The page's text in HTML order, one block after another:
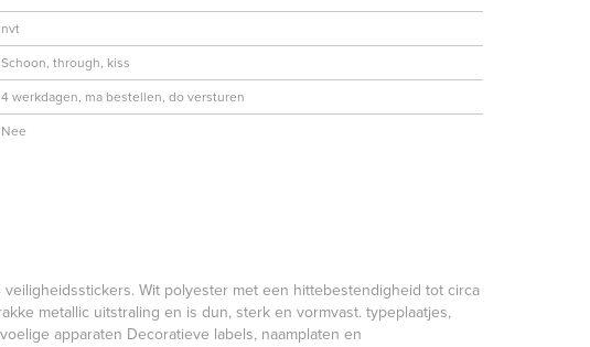
nvt
Schoon, through, kiss
4 werkdagen, ma bestellen, do versturen
Nee
Wit polyester met een hittebestendigheid tot circa
metallic uitstraling en is dun, sterk en vormvast. typeplaatjes,
apparaten Decoratieve labels, naamplaten en